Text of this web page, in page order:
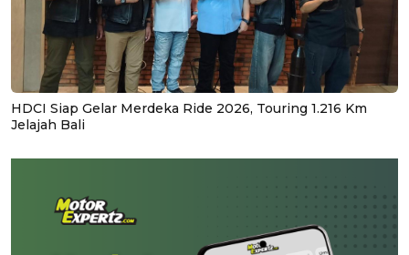
HDCI Siap Gelar Merdeka Ride 2026, Touring 1.216 Km
Jelajah Bali